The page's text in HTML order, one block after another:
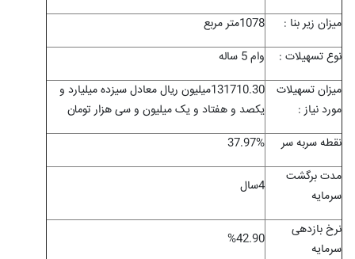
ميزان زیر بنا :
1078متر مربع
نوع تسهيلات :
وام 5 ساله
ميزان تسهيلات
مورد نياز :
131710.30میلیون ریال معادل سیزده میلیارد و
یکصد و هفتاد و یک میلیون و سی هزار تومان
نقطه سربه سر
37.97%
مدت برگشت
سرمایه
4سال
نرخ بازدهی
سرمایه
42.90
%